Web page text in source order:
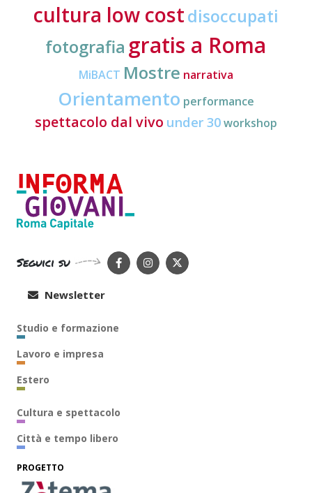
cultura low costdisoccupati
fotografia gratis a Roma
MiBACT Mostre narrativa
Orientamento performance
spettacolo dal vivo under 30workshop
Seguici su
Newsletter
Studio e formazione
Lavoro e impresa
Estero
Cultura e spettacolo
Città e tempo libero
PROGETTO